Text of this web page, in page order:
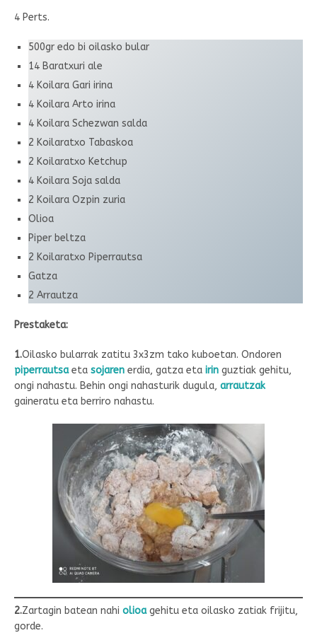
4 Perts.
500gr edo bi oilasko bular
14 Baratxuri ale
4 Koilara Gari irina
4 Koilara Arto irina
4 Koilara Schezwan salda
2 Koilaratxo Tabaskoa
2 Koilaratxo Ketchup
4 Koilara Soja salda
2 Koilara Ozpin zuria
Olioa
Piper beltza
2 Koilaratxo Piperrautsa
Gatza
2 Arrautza
Prestaketa:
1.Oilasko bularrak zatitu 3x3zm tako kuboetan. Ondoren
piperrautsaeta sojaren erdia, gatza eta irin guztiak gehitu,
ongi nahastu. Behin ongi nahasturik dugula, arrautzak
gaineratu eta berriro nahastu.
2.Zartagin batean nahi olioagehitu eta oilasko zatiak frijitu,
gorde.